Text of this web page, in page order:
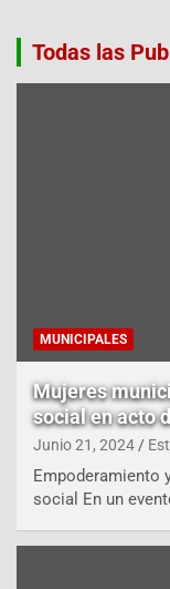
Todas las
MUNICIPALES
Mujeres
social en acto
Junio 21, 2024
Empoderamiento
social En un